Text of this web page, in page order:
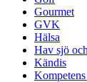
Gourmet
GVK
Hälsa
Hav sjö
Kändis